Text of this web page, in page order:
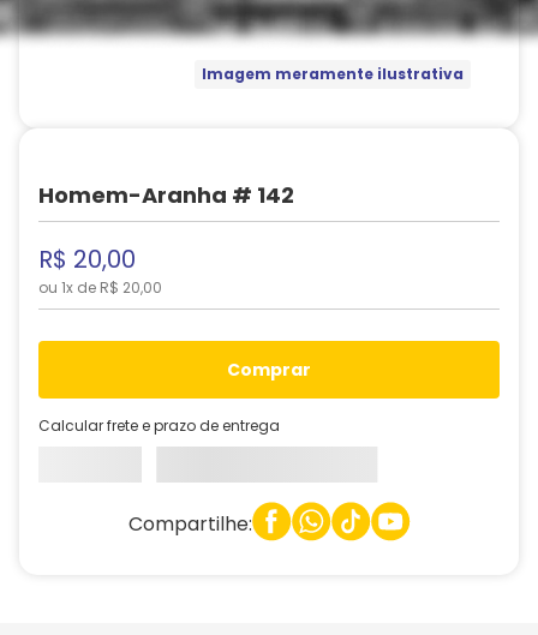
Imagem meramente ilustrativa
Homem-Aranha # 142
R$ 20,00
ou 1x de R$ 20,00
comprar
Calcular frete e prazo de entrega
Compartilhe: